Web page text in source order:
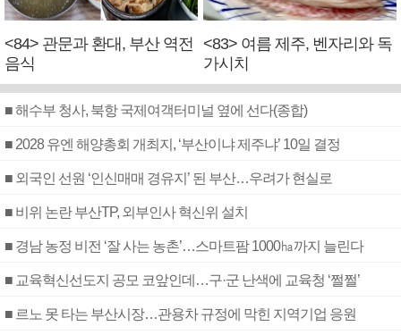
<84> 관문과 환대, 부산 역전
음식
<83> 여름 제주, 벤자리와 독
가시치
■ 해수부 청사, 북항 국제여객터미널 옆에 선다(종합)
■ 2028 유엔 해양총회 개최지, ‘부산이냐 제주냐’ 10일 결정
■ 외국인 선원 ‘인신매매 경유지’ 된 부산…우려가 현실로
■ 비위 논란 부산TP, 외부인사 혁신위 설치
■ 경남 농정 비전 ‘잘 사는 농촌’…스마트팜 1000㏊까지 늘린다
■ 교육혁신선도지 공모 코앞인데…구·군 난색에 교육청 ‘쩔쩔’
■ 르노 못 타는 부산시장…관용차 규정에 막힌 지역기업 응원